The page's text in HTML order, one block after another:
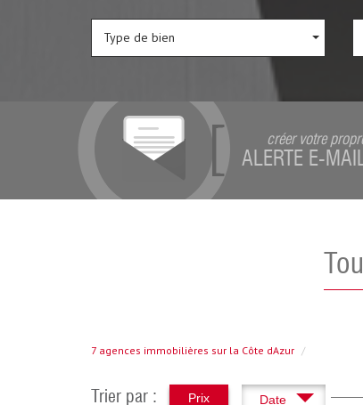
Type de bien
créer votre
ALERTE E-
7 agences immobilières sur la Côte dAzur
Trier par : Prix Date